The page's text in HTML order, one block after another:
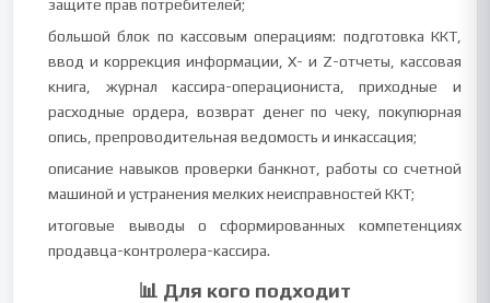
защите прав потребителей;
большой блок по кассовым операциям: подготовка ККТ,
ввод и коррекция информации, Х- и Z-отчеты, кассовая
книга, журнал кассира-операциониста, приходные и
расходные ордера, возврат денег по чеку, покупюрная
опись, препроводительная ведомость и инкассация;
описание навыков проверки банкнот, работы со счетной
машиной и устранения мелких неисправностей ККТ;
итоговые выводы о сформированных компетенциях
продавца-контролера-кассира.
📊 Для кого подходит